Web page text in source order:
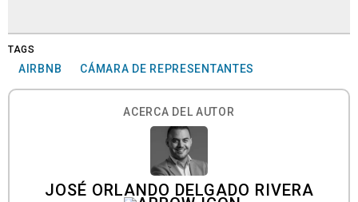
TAGS
AIRBNB CÁMARA DE REPRESENTANTES
ACERCA DEL AUTOR
JOSÉ ORLANDO DELGADO RIVERA